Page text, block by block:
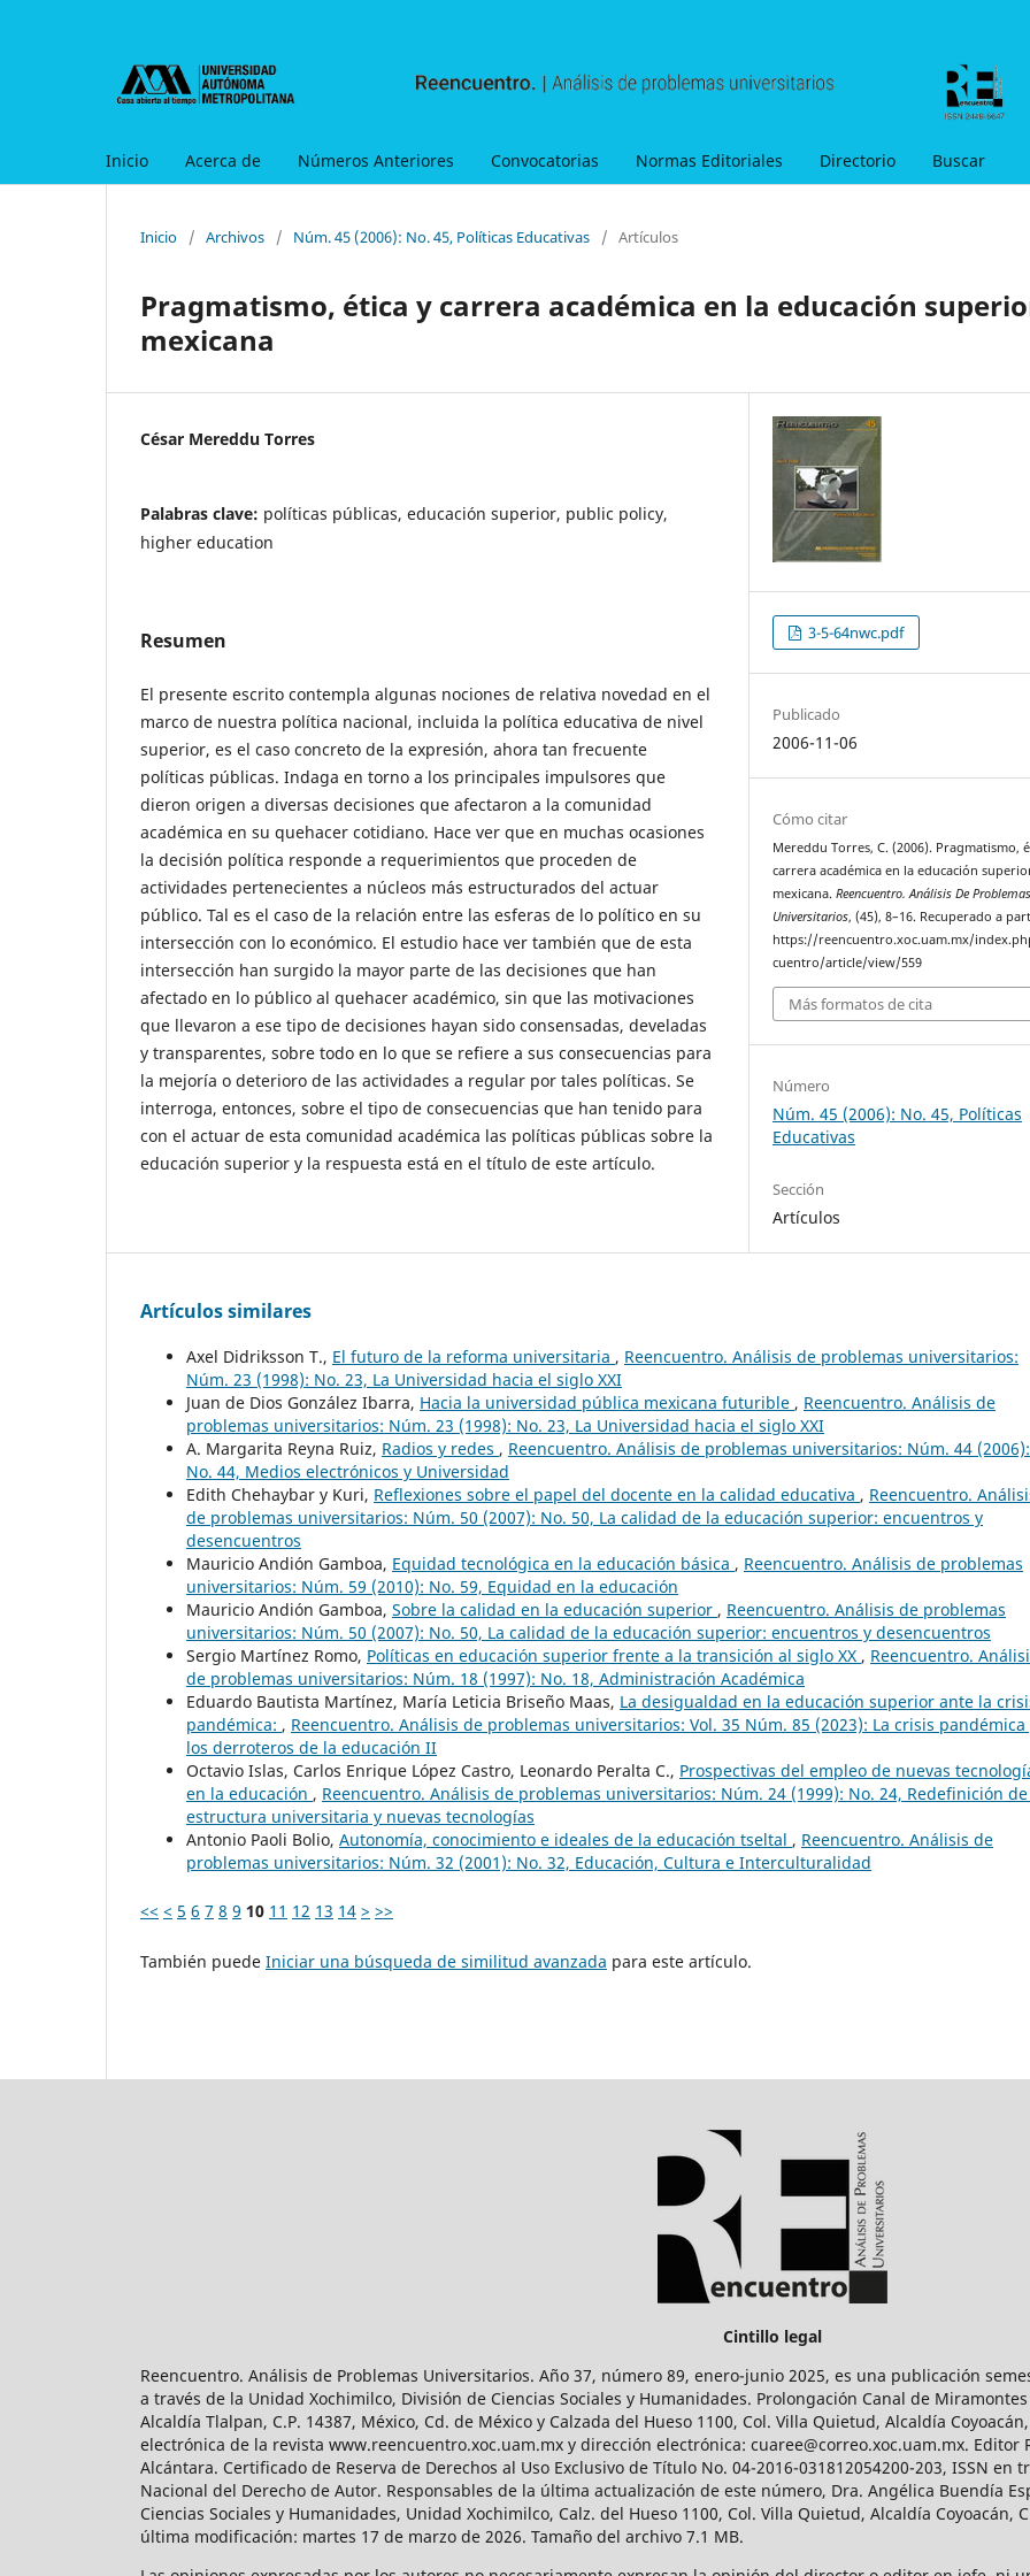
Inicio Acerca de Números Anteriores Convocatorias Normas Editoriales Directorio Buscar
Inicio / Archivos / Núm. 45 (2006): No. 45, Políticas Educativas / Artículos
Pragmatismo, ética y carrera académica en la educación
mexicana
César Mereddu Torres
Palabras clave: políticas públicas, educación superior, public policy,
higher education
Resumen
El presente escrito contempla algunas nociones de relativa novedad en el
marco de nuestra política nacional, incluida la política educativa de nivel
superior, es el caso concreto de la expresión, ahora tan frecuente
políticas públicas. Indaga en torno a los principales impulsores que
dieron origen a diversas decisiones que afectaron a la comunidad
académica en su quehacer cotidiano. Hace ver que en muchas ocasiones
la decisión política responde a requerimientos que proceden de
actividades pertenecientes a núcleos más estructurados del actuar
público. Tal es el caso de la relación entre las esferas de lo político en su
intersección con lo económico. El estudio hace ver también que de esta
intersección han surgido la mayor parte de las decisiones que han
afectado en lo público al quehacer académico, sin que las motivaciones
que llevaron a ese tipo de decisiones hayan sido consensadas, develadas
y transparentes, sobre todo en lo que se refiere a sus consecuencias para
la mejoría o deterioro de las actividades a regular por tales políticas. Se
interroga, entonces, sobre el tipo de consecuencias que han tenido para
con el actuar de esta comunidad académica las políticas públicas sobre la
educación superior y la respuesta está en el título de este artículo.
3-5-64nwc.pdf
Publicado
2006-11-06
Cómo citar
Mereddu Torres, C. (2006). Pragmatismo,
carrera académica en la educación
mexicana.Reencuentro. Análisis De
Universitarios, (45), 8–16. Recuperado a
https://reencuentro.xoc.uam.mx/
cuentro/article/view/559
Más formatos de cita
Número
Núm. 45 (2006): No. 45, Políticas
Educativas
Sección
Artículos
Artículos similares
Axel Didriksson T., El futuro de la reforma universitaria , Reencuentro. Análisis de problemas universitarios:
Núm. 23 (1998): No. 23, La Universidad hacia el siglo XXI
Juan de Dios González Ibarra, Hacia la universidad pública mexicana futurible , Reencuentro. Análisis de
problemas universitarios: Núm. 23 (1998): No. 23, La Universidad hacia el siglo XXI
A. Margarita Reyna Ruiz, Radios y redes , Reencuentro. Análisis de problemas universitarios: Núm. 44 (2006):
No. 44, Medios electrónicos y Universidad
Edith Chehaybar y Kuri, Reflexiones sobre el papel del docente en la calidad educativa , Reencuentro.
de problemas universitarios: Núm. 50 (2007): No. 50, La calidad de la educación superior: encuentros y
desencuentros
Mauricio Andión Gamboa, Equidad tecnológica en la educación básica , Reencuentro. Análisis de problemas
universitarios: Núm. 59 (2010): No. 59, Equidad en la educación
Mauricio Andión Gamboa, Sobre la calidad en la educación superior , Reencuentro. Análisis de problemas
universitarios: Núm. 50 (2007): No. 50, La calidad de la educación superior: encuentros y desencuentros
Sergio Martínez Romo, Políticas en educación superior frente a la transición al siglo XX , Reencuentro.
de problemas universitarios: Núm. 18 (1997): No. 18, Administración Académica
Eduardo Bautista Martínez, María Leticia Briseño Maas, La desigualdad en la educación superior ante la
pandémica: , Reencuentro. Análisis de problemas universitarios: Vol. 35 Núm. 85 (2023): La crisis pandémica
los derroteros de la educación II
Octavio Islas, Carlos Enrique López Castro, Leonardo Peralta C., Prospectivas del empleo de nuevas
en la educación , Reencuentro. Análisis de problemas universitarios: Núm. 24 (1999): No. 24, Redefinición
estructura universitaria y nuevas tecnologías
Antonio Paoli Bolio, Autonomía, conocimiento e ideales de la educación tseltal , Reencuentro. Análisis de
problemas universitarios: Núm. 32 (2001): No. 32, Educación, Cultura e Interculturalidad
<< < 5 6 7 8 9 10 11 12 13 14 > >>
También puede Iniciar una búsqueda de similitud avanzada para este artículo.
Cintillo legal
Reencuentro. Análisis de Problemas Universitarios. Año 37, número 89, enero-junio 2025, es una publicación
a través de la Unidad Xochimilco, División de Ciencias Sociales y Humanidades. Prolongación Canal de Miramontes
Alcaldía Tlalpan, C.P. 14387, México, Cd. de México y Calzada del Hueso 1100, Col. Villa Quietud, Alcaldía
electrónica de la revista www.reencuentro.xoc.uam.mx y dirección electrónica: cuaree@correo.xoc.uam.mx. Editor
Alcántara. Certificado de Reserva de Derechos al Uso Exclusivo de Título No. 04-2016-031812054200-203, ISSN
Nacional del Derecho de Autor. Responsables de la última actualización de este número, Dra. Angélica Buendía
Ciencias Sociales y Humanidades, Unidad Xochimilco, Calz. del Hueso 1100, Col. Villa Quietud, Alcaldía Coyoacán,
última modificación: martes 17 de marzo de 2026. Tamaño del archivo 7.1 MB.